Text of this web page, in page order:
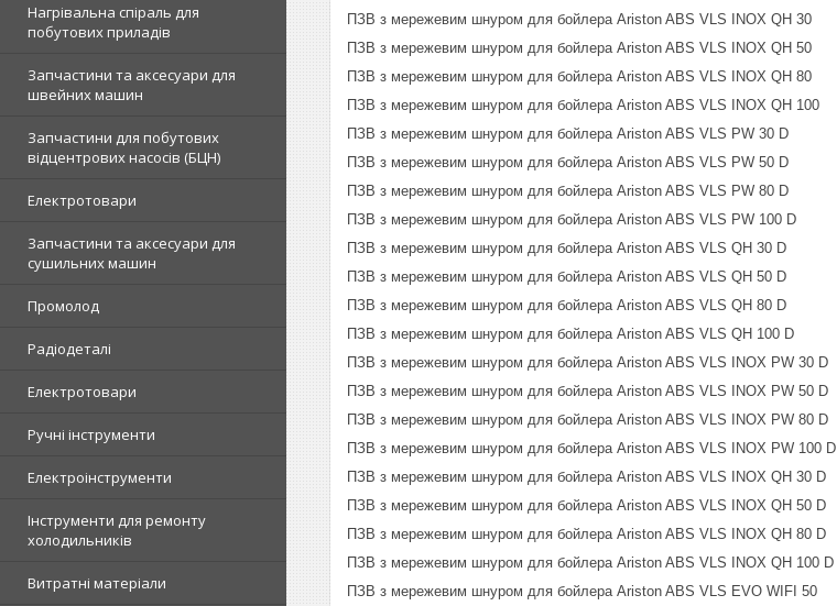
Нагрівальна спіраль для
побутових приладів
Запчастини та аксесуари для
швейних машин
Запчастини для побутових
відцентрових насосів (БЦН)
Електротовари
Запчастини та аксесуари для
сушильних машин
Промолод
Радіодеталі
Електротовари
Ручні інструменти
Електроінструменти
Інструменти для ремонту
холодильників
Витратні матеріали
ПЗВ з мережевим шнуром для бойлера Ariston ABS VLS INOX QH 30
ПЗВ з мережевим шнуром для бойлера Ariston ABS VLS INOX QH 50
ПЗВ з мережевим шнуром для бойлера Ariston ABS VLS INOX QH 80
ПЗВ з мережевим шнуром для бойлера Ariston ABS VLS INOX QH 100
ПЗВ з мережевим шнуром для бойлера Ariston ABS VLS PW 30 D
ПЗВ з мережевим шнуром для бойлера Ariston ABS VLS PW 50 D
ПЗВ з мережевим шнуром для бойлера Ariston ABS VLS PW 80 D
ПЗВ з мережевим шнуром для бойлера Ariston ABS VLS PW 100 D
ПЗВ з мережевим шнуром для бойлера Ariston ABS VLS QH 30 D
ПЗВ з мережевим шнуром для бойлера Ariston ABS VLS QH 50 D
ПЗВ з мережевим шнуром для бойлера Ariston ABS VLS QH 80 D
ПЗВ з мережевим шнуром для бойлера Ariston ABS VLS QH 100 D
ПЗВ з мережевим шнуром для бойлера Ariston ABS VLS INOX PW 30 D
ПЗВ з мережевим шнуром для бойлера Ariston ABS VLS INOX PW 50 D
ПЗВ з мережевим шнуром для бойлера Ariston ABS VLS INOX PW 80 D
ПЗВ з мережевим шнуром для бойлера Ariston ABS VLS INOX PW 100 D
ПЗВ з мережевим шнуром для бойлера Ariston ABS VLS INOX QH 30 D
ПЗВ з мережевим шнуром для бойлера Ariston ABS VLS INOX QH 50 D
ПЗВ з мережевим шнуром для бойлера Ariston ABS VLS INOX QH 80 D
ПЗВ з мережевим шнуром для бойлера Ariston ABS VLS INOX QH 100 D
ПЗВ з мережевим шнуром для бойлера Ariston ABS VLS EVO WIFI 50